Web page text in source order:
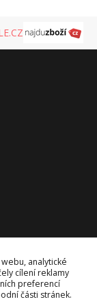
analytické
cílení reklamy
preferencí
části stránek.